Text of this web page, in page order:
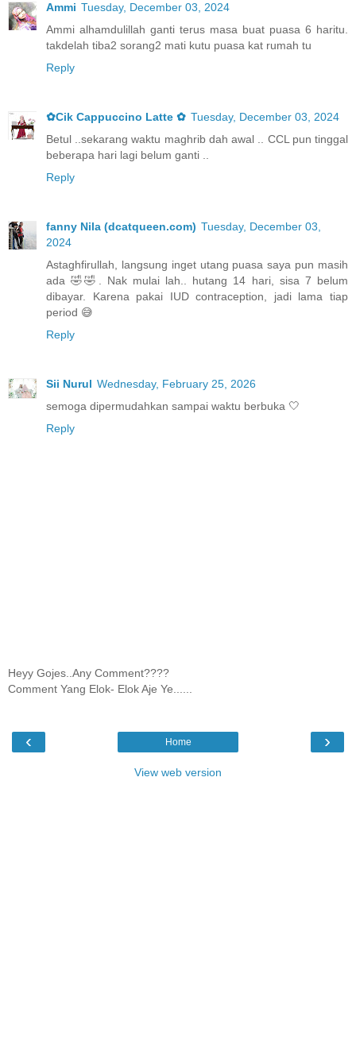
Ammi Tuesday, December 03, 2024
Ammi alhamdulillah ganti terus masa buat puasa 6 haritu.
takdelah tiba2 sorang2 mati kutu puasa kat rumah tu
Reply
✿Cik Cappuccino Latte ✿ Tuesday, December 03, 2024
Betul ..sekarang waktu maghrib dah awal .. CCL pun tinggal
beberapa hari lagi belum ganti ..
Reply
fanny Nila (dcatqueen.com) Tuesday, December 03,
2024
Astaghfirullah, langsung inget utang puasa saya pun masih
ada 🤣🤣. Nak mulai lah.. hutang 14 hari, sisa 7 belum
dibayar. Karena pakai IUD contraception, jadi lama tiap
period 😅
Reply
Sii Nurul Wednesday, February 25, 2026
semoga dipermudahkan sampai waktu berbuka 🤍
Reply
Heyy Gojes..Any Comment????
Comment Yang Elok- Elok Aje Ye......
‹ ›
Home
View web version